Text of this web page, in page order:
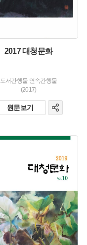
2017 대청문화
도서간행물 연속간행물
(2017)
원문보기